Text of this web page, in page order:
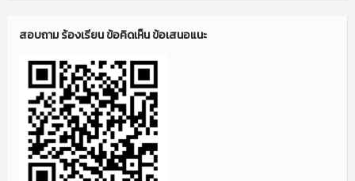
สอบถาม ร้องเรียน ข้อคิดเห็น ข้อเสนอแนะ